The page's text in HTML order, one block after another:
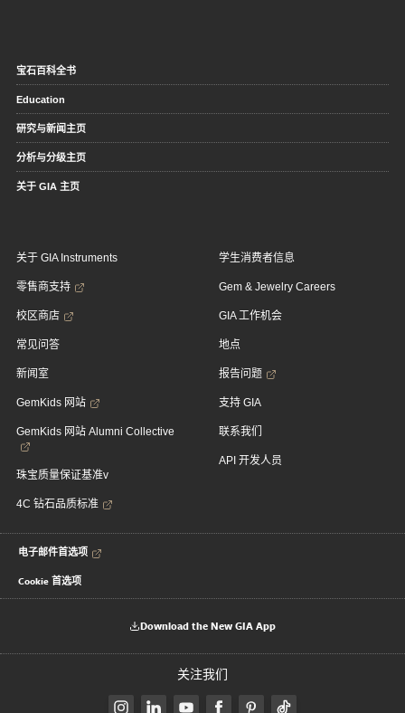
宝石百科全书
Education
研究与新闻主页
分析与分级主页
关于 GIA 主页
关于 GIA Instruments
零售商支持
校区商店
常见问答
新闻室
GemKids 网站
GemKids 网站 Alumni Collective
珠宝质量保证基准v
4C 钻石品质标准
学生消费者信息
Gem & Jewelry Careers
GIA 工作机会
地点
报告问题
支持 GIA
联系我们
API 开发人员
电子邮件首选项
Cookie 首选项
Download the New GIA App
关注我们